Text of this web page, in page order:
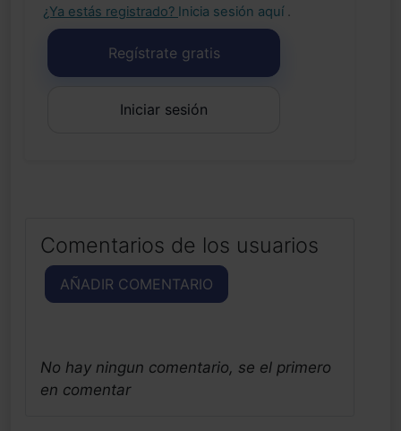
¿Ya estás registrado? Inicia sesión aquí .
Regístrate gratis
Iniciar sesión
Comentarios de los usuarios
AÑADIR COMENTARIO
No hay ningun comentario, se el primero
en comentar